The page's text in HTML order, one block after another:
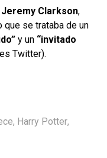
Jeremy Clarkson,
se trataba de un
y un “invitado
Twitter).
, Harry Potter,